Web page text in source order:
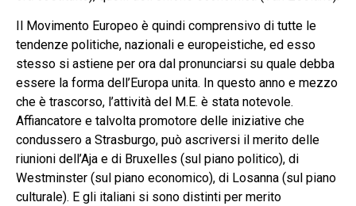
Il Movimento Europeo è quindi comprensivo di tutte le
tendenze politiche, nazionali e europeistiche, ed esso
stesso si astiene per ora dal pronunciarsi su quale debba
essere la forma dell’Europa unita. In questo anno e mezzo
che è trascorso, l’attività del M.E. è stata notevole.
Affiancatore e talvolta promotore delle iniziative che
condussero a Strasburgo, può ascriversi il merito delle
riunioni dell’Aja e di Bruxelles (sul piano politico), di
Westminster (sul piano economico), di Losanna (sul piano
culturale). E gli italiani si sono distinti per merito